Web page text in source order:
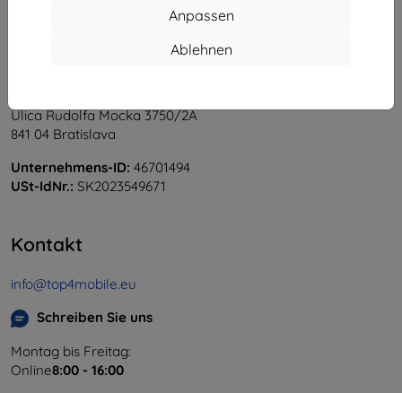
Anpassen
Ablehnen
Ulica Rudolfa Mocka 3750/2A
841 04 Bratislava
Unternehmens-ID: 46701494
USt-IdNr.: SK2023549671
Kontakt
info@top4mobile.eu
Schreiben Sie uns
Montag bis Freitag:
Online8:00 - 16:00